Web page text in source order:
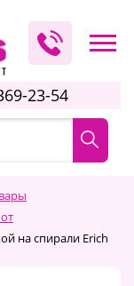
23-54
на спирали Erich